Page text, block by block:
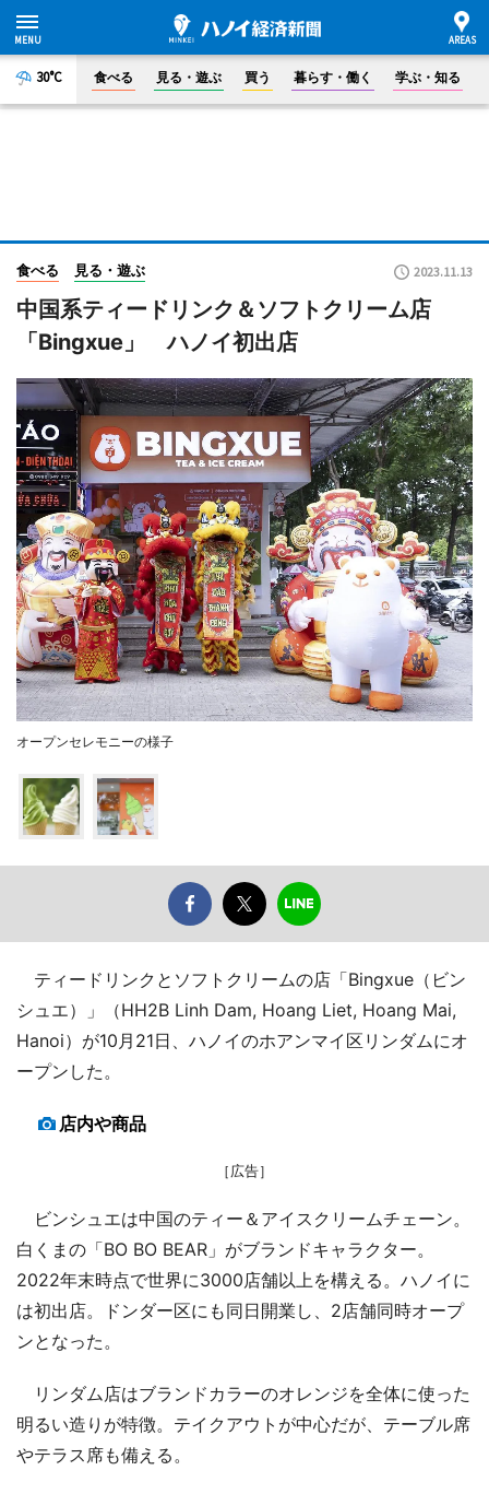
30°C 食べる 見る・遊ぶ 買う 暮らす・働く 学ぶ・知る
食べる 見る・遊ぶ 2023.11.13
中国系ティードリンク＆ソフトクリーム店
「Bingxue」 ハノイ初出店
オープンセレモニーの様子
ティードリンクとソフトクリームの店「Bingxue（ビン
シュエ）」（HH2B Linh Dam, Hoang Liet, Hoang Mai,
Hanoi）が10月21日、ハノイのホアンマイ区リンダムにオ
ープンした。
店内や商品
［広告］
ビンシュエは中国のティー＆アイスクリームチェーン。
白くまの「BO BO BEAR」がブランドキャラクター。
2022年末時点で世界に3000店舗以上を構える。ハノイに
は初出店。ドンダー区にも同日開業し、2店舗同時オープ
ンとなった。
リンダム店はブランドカラーのオレンジを全体に使った
明るい造りが特徴。テイクアウトが中心だが、テーブル席
やテラス席も備える。